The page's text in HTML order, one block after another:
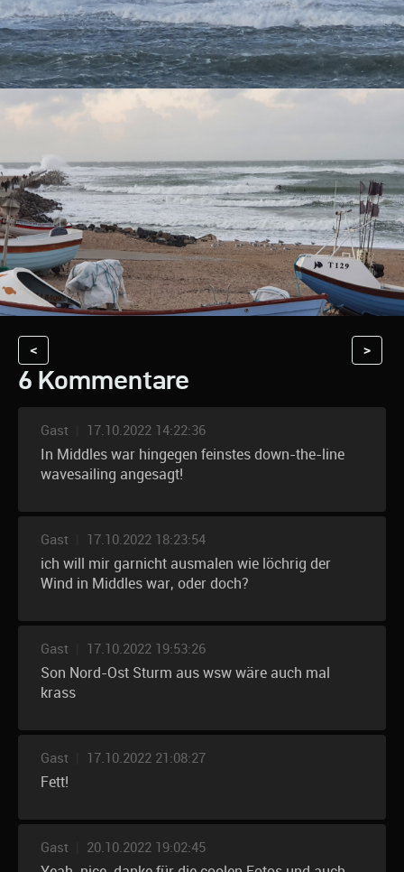
< >
6 Kommentare
Gast 17.10.2022 14:22:36
In Middles war hingegen feinstes down-the-line
wavesailing angesagt!
Gast 17.10.2022 18:23:54
ich will mir garnicht ausmalen wie löchrig der
Wind in Middles war, oder doch?
Gast 17.10.2022 19:53:26
Son Nord-Ost Sturm aus wsw wäre auch mal
krass
Gast 17.10.2022 21:08:27
Fett!
Gast 20.10.2022 19:02:45